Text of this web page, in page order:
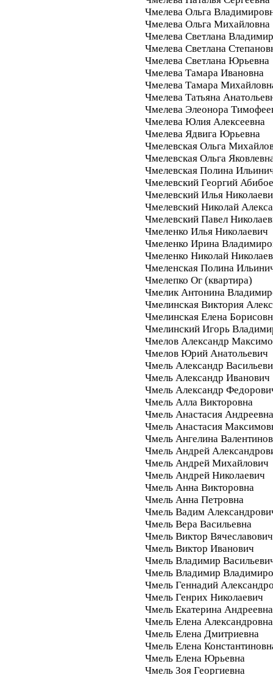
Чмелева Ольга
Чмелева Ольга Михайловна
Чмелева Светлана
Чмелева Светлана
Чмелева Светлана Юрьевна
Чмелева Тамара Ивановна
Чмелева Тамара
Чмелева Татьяна
Чмелева Элеонора
Чмелева Юлия Алексеевна
Чмелева Ядвига Юрьевна
Чмелевская Ольга
Чмелевская Ольга
Чмелевская Полина
Чмелевский Георгий
Чмелевский Илья
Чмелевский Николай
Чмелевский Павел
Чмеленко Илья Николаевич
Чмеленко Ирина
Чмеленко Николай
Чмеленская Полина
Чмелепко Ог (квартира)
Чмелик Антонина
Чмелинская Виктория
Чмелинская Елена
Чмелинский Игорь
Чмелов Александр
Чмелов Юрий Анатольевич
Чмель Александр
Чмель Александр Иванович
Чмель Александр
Чмель Алла Викторовна
Чмель Анастасия Андреевна
Чмель Анастасия
Чмель Ангелина
Чмель Андрей
Чмель Андрей Михайлович
Чмель Андрей Николаевич
Чмель Анна Викторовна
Чмель Анна Петровна
Чмель Вадим
Чмель Вера Васильевна
Чмель Виктор Вячеславович
Чмель Виктор Иванович
Чмель Владимир
Чмель Владимир
Чмель Геннадий
Чмель Генрих Николаевич
Чмель Екатерина Андреевна
Чмель Елена Александровна
Чмель Елена Дмитриевна
Чмель Елена
Чмель Елена Юрьевна
Чмель Зоя Георгиевна